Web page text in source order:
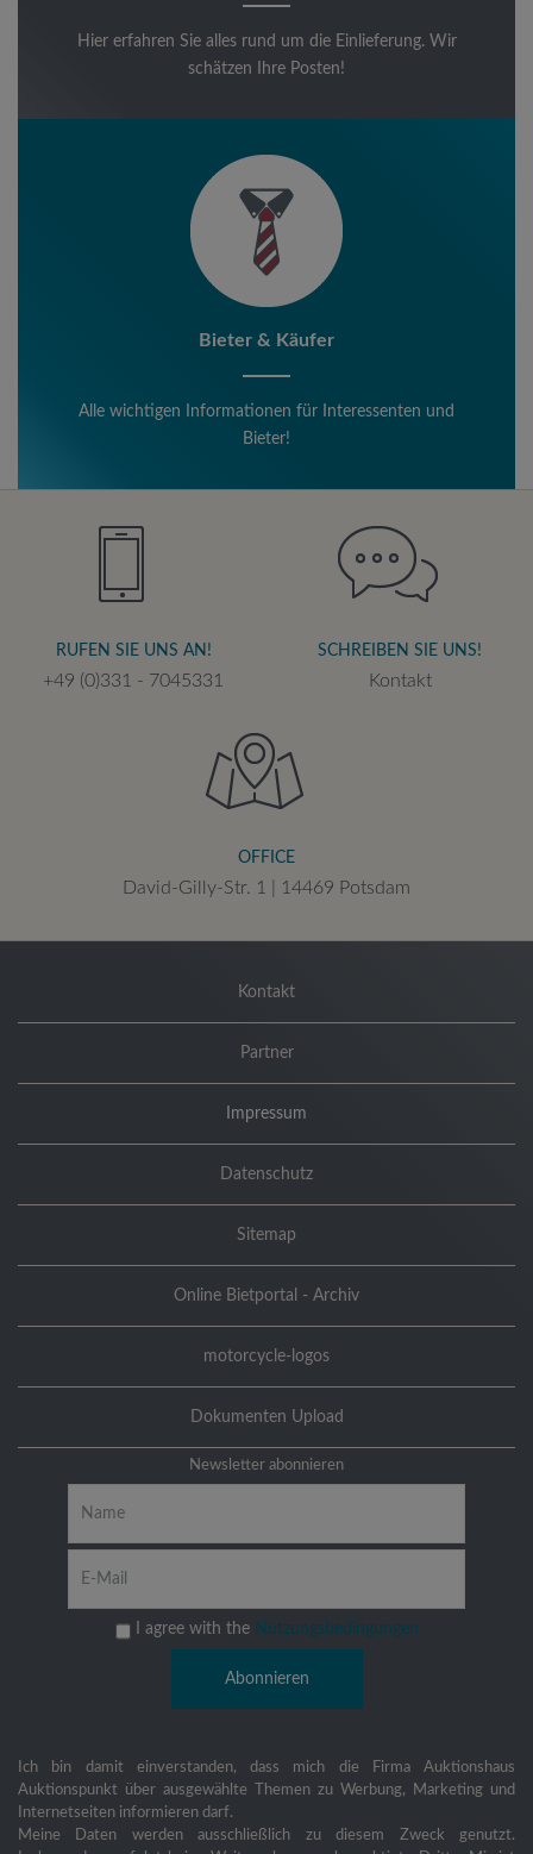
Hier erfahren Sie alles rund um die Einlieferung. Wir
schätzen Ihre Posten!
Bieter & Käufer
Alle wichtigen Informationen für Interessenten und
Bieter!
RUFEN SIE UNS AN!
+49 (0)331 - 7045331
SCHREIBEN SIE UNS!
Kontakt
OFFICE
David-Gilly-Str. 1 | 14469 Potsdam
Kontakt
Partner
Impressum
Datenschutz
Sitemap
Online Bietportal - Archiv
motorcycle-logos
Dokumenten Upload
Newsletter abonnieren
I agree with the Nutzungsbedingungen
Ich bin damit einverstanden, dass mich die Firma Auktionshaus
Auktionspunkt über ausgewählte Themen zu Werbung, Marketing und
Internetseiten informieren darf.
Meine Daten werden ausschließlich zu diesem Zweck genutzt.